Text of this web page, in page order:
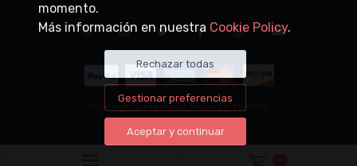
© All rights reserved. Made by
momento.
Más información en nuestra Cookie Policy.
Rechazar todas
Gestionar preferencias
Aceptar y continuar